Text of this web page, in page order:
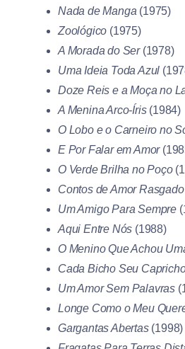
Nada de Manga (1975)
Zoológico (1975)
A Morada do Ser(1978)
Uma Ideia Toda Azul
Doze Reis e a Moça no
A Menina Arco-Íris(1984)
O Lobo e o Carneiro no
E Por Falar em Amor
O Verde Brilha no Poço
Contos de Amor Rasgado
Um Amigo Para Sempre
Aqui Entre Nós (1988)
O Menino Que Achou
Cada Bicho Seu
Um Amor Sem Palavras
Longe Como o Meu
Gargantas Abertas(1998)